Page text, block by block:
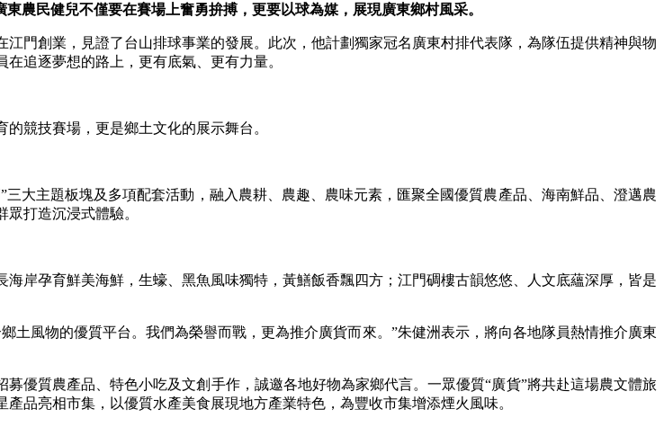
東農民健兒不僅要在賽場上奮勇拚搏，更要以球為媒，展現廣東鄉村風采。
創業，見證了台山排球事業的發展。此次，他計劃獨家冠名廣東村排代表隊，為隊伍提供精神與物
追逐夢想的路上，更有底氣、更有力量。
競技賽場，更是鄉土文化的展示舞台。
主題板塊及多項配套活動，融入農耕、農趣、農味元素，匯聚全國優質農產品、海南鮮品、澄邁農
打造沉浸式體驗。
孕育鮮美海鮮，生蠔、黑魚風味獨特，黃鱔飯香飄四方；江門碉樓古韻悠悠、人文底蘊深厚，皆是
風物的優質平台。我們為榮譽而戰，更為推介廣貨而來。”朱健洲表示，將向各地隊員熱情推介廣東
質農產品、特色小吃及文創手作，誠邀各地好物為家鄉代言。一眾優質“廣貨”將共赴這場農文體旅
品亮相市集，以優質水產美食展現地方產業特色，為豐收市集增添煙火風味。